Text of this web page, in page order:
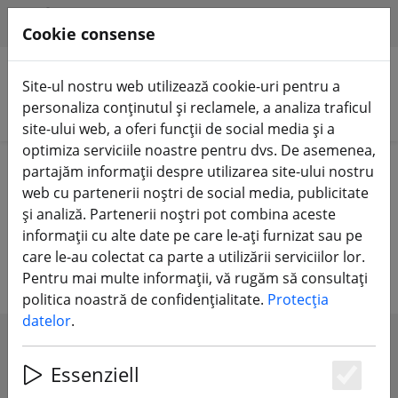
Căutare produse
Home Componente Rame
Cadre pentru drone FPV - Racing,
Freestyle și Cinematic
SHOW FILTERS
Cookie consense
Site-ul nostru web utilizează cookie-uri pentru a
personaliza conținutul și reclamele, a analiza traficul
site-ului web, a oferi funcții de social media și a
optimiza serviciile noastre pentru dvs. De asemenea,
partajăm informații despre utilizarea site-ului nostru
web cu partenerii noștri de social media, publicitate
și analiză. Partenerii noștri pot combina aceste
informații cu alte date pe care le-ați furnizat sau pe
care le-au colectat ca parte a utilizării serviciilor lor.
Pentru mai multe informații, vă rugăm să consultați
politica noastră de confidențialitate. Protecția
datelor.
Essenziell